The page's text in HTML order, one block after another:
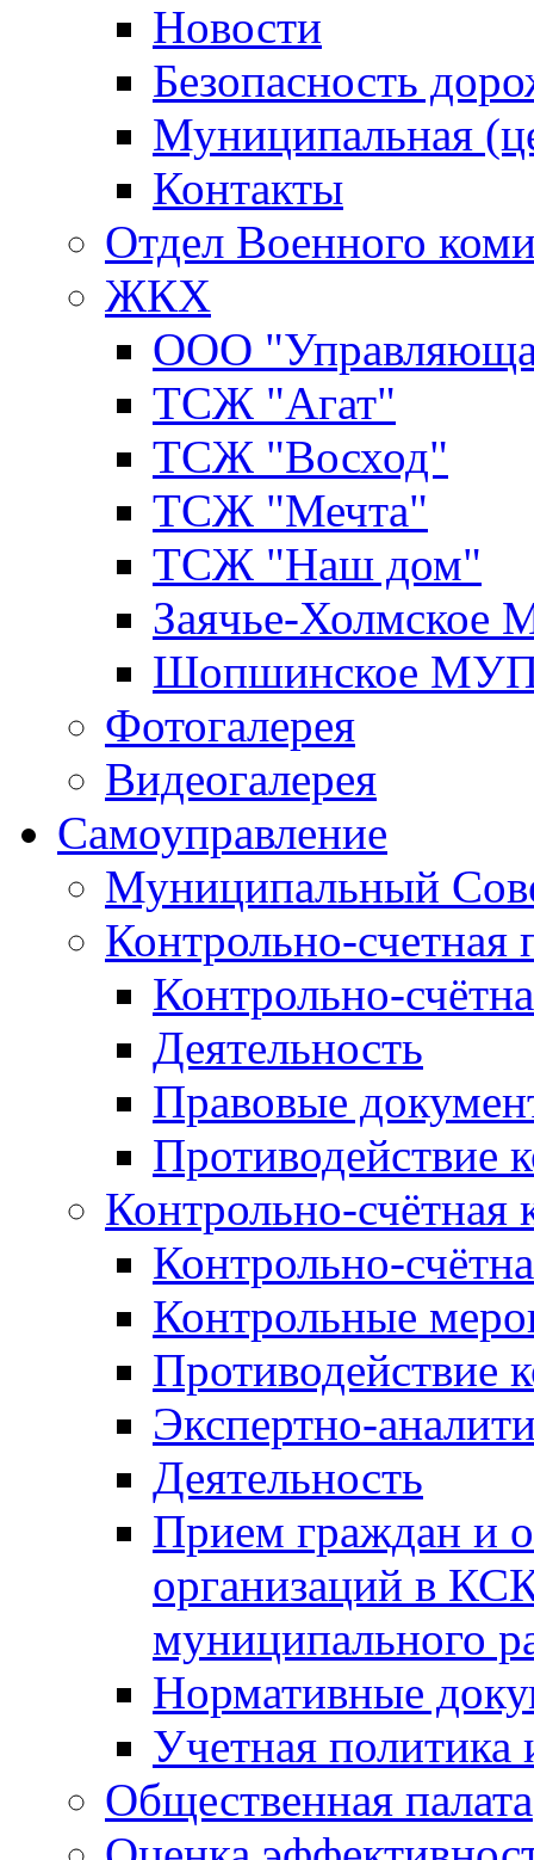
Новости
Безопасность
Муниципальная
Контакты
Отдел Военного
ЖКХ
ООО
ТСЖ "Агат"
ТСЖ "Восход"
ТСЖ "Мечта"
ТСЖ "Наш дом"
Заячье-
Шопшинское
Фотогалерея
Видеогалерея
Самоуправление
Муниципальный
Контрольно-счетная
Контрольно-
Деятельность
Правовые
Противодействие
Контрольно-счётная
Контрольно-
Контрольные
Противодействие
Экспертно-
Деятельность
Прием граждан и
организаций в
муниципального
Нормативные
Учетная политика
Общественная палата